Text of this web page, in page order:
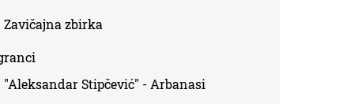
Zavičajna zbirka
"Aleksandar Stipčević" - Arbanasi